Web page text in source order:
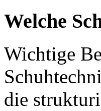
Welche
Wichtige
die